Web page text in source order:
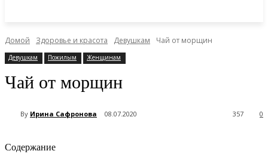
Домой Здоровье и красота Девушкам Чай от морщин
Девушкам Пожилым Женщинам
Чай от морщин
By Ирина Сафронова 08.07.2020 0
357
Содержание